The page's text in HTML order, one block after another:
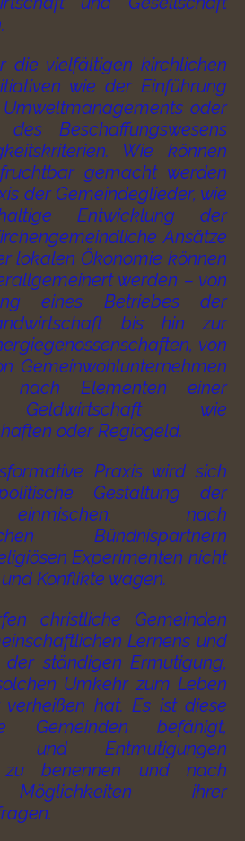
die vielfältigen kirchlichen
wie der Einführung
oder
Beschaffungswesens
Wie können
gemacht werden
der Gemeindeglieder, wie
Entwicklung der
Ansätze
lokalen Ökonomie können
werden – von
eines Betriebes der
bis hin zur
von
Gemeinwohlunternehmen
Elementen einer
Geldwirtschaft wie
oder Regiogeld.
Praxis wird sich
Gestaltung der
nach
Bündnispartnern
Experimenten nicht
Konflikte wagen.
christliche Gemeinden
Lernens und
der ständigen Ermutigung,
Umkehr zum Leben
verheißen hat. Es ist diese
Gemeinden befähigt,
und Entmutigungen
zu benennen und nach
Möglichkeiten ihrer